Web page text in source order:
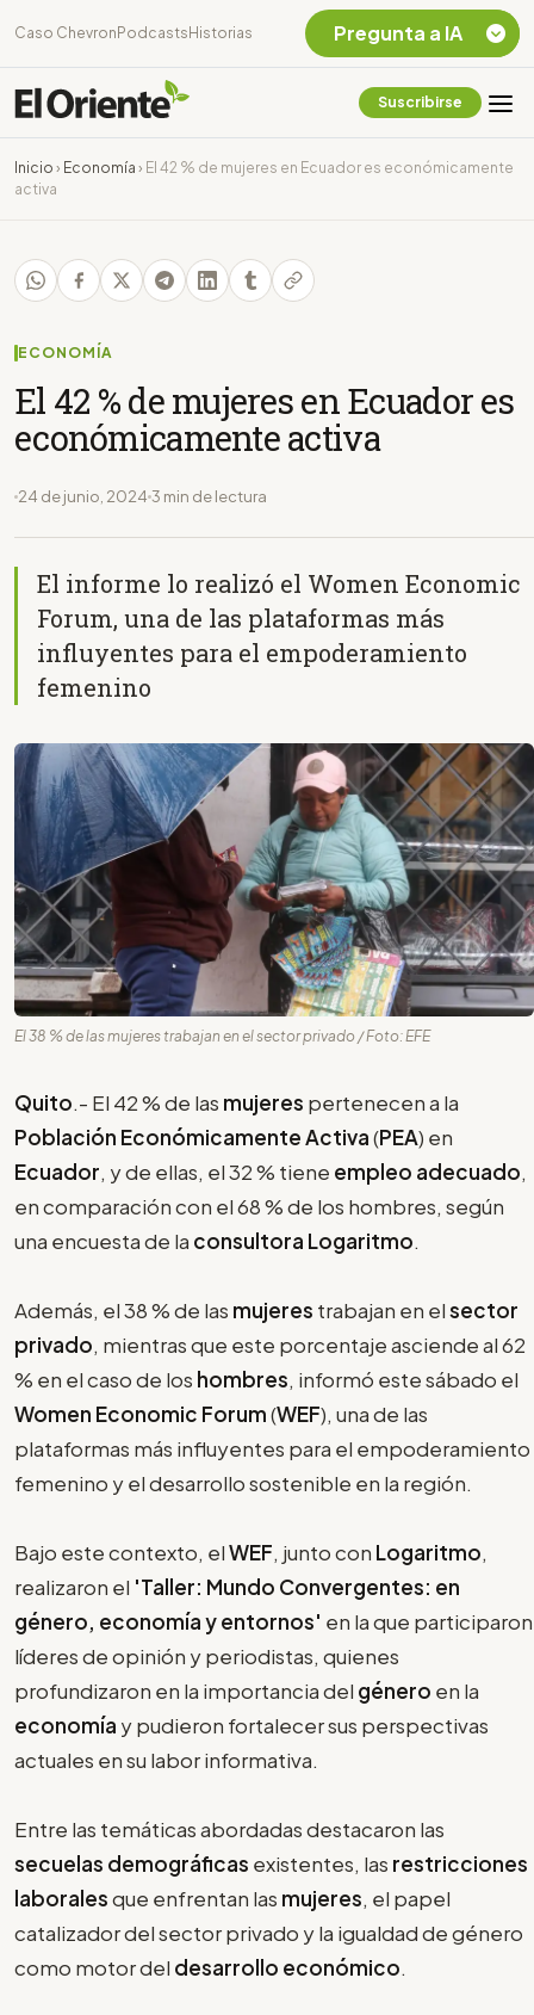
Caso Chevron Podcasts Historias
Suscribirse
Inicio › Economía › El 42 % de mujeres en Ecuador es económicamente
activa
ECONOMÍA
El 42 % de mujeres en Ecuador es
económicamente activa
24 de junio, 2024 3 min de lectura
El informe lo realizó el Women Economic
Forum, una de las plataformas más
influyentes para el empoderamiento
femenino
El 38 % de las mujeres trabajan en el sector privado / Foto: EFE
Quito.- El 42 % de las mujeres pertenecen a la
Población Económicamente Activa(PEA) en
Ecuador, y de ellas, el 32 % tiene empleo adecuado,
en comparación con el 68 % de los hombres, según
una encuesta de la consultora Logaritmo.
Además, el 38 % de las mujeres trabajan en elsector
privado, mientras que este porcentaje asciende al 62
% en el caso de los hombres, informó este sábado el
Women Economic Forum(WEF), una de las
plataformas más influyentes para el empoderamiento
femenino y el desarrollo sostenible en la región.
Bajo este contexto, elWEF, junto con Logaritmo,
realizaron el 'Taller: Mundo Convergentes: en
género, economía y entornos' en la que participaron
líderes de opinión y periodistas, quienes
profundizaron en la importancia del género en la
economía y pudieron fortalecer sus perspectivas
actuales en su labor informativa.
Entre las temáticas abordadas destacaron las
secuelas demográficas existentes, las restricciones
laboralesque enfrentan las mujeres, el papel
catalizador del sector privado y la igualdad de género
como motor del desarrollo económico.
Pregunta a IA
Chevron Ecuador